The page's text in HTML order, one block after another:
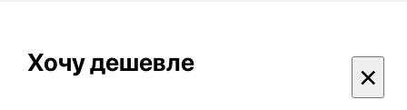
Хочу дешевле ×